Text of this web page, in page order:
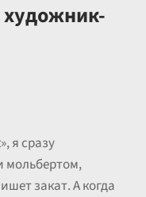
художник-
я сразу
мольбертом,
закат. А когда